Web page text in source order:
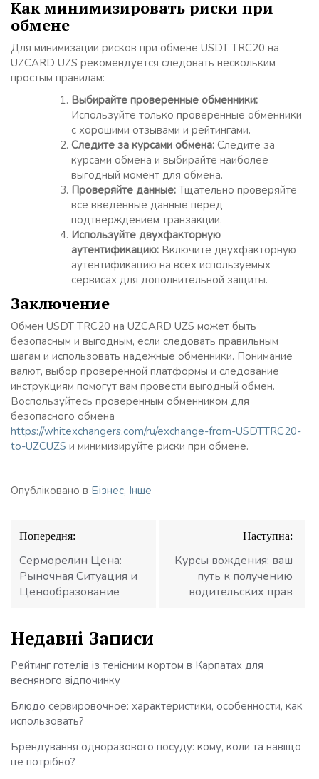
Как минимизировать риски при
обмене
Для минимизации рисков при обмене USDT TRC20 на
UZCARD UZS рекомендуется следовать нескольким
простым правилам:
Выбирайте проверенные обменники:
Используйте только проверенные обменники
с хорошими отзывами и рейтингами.
Следите за курсами обмена: Следите за
курсами обмена и выбирайте наиболее
выгодный момент для обмена.
Проверяйте данные: Тщательно проверяйте
все введенные данные перед
подтверждением транзакции.
Используйте двухфакторную
аутентификацию: Включите двухфакторную
аутентификацию на всех используемых
сервисах для дополнительной защиты.
Заключение
Обмен USDT TRC20 на UZCARD UZS может быть
безопасным и выгодным, если следовать правильным
шагам и использовать надежные обменники. Понимание
валют, выбор проверенной платформы и следование
инструкциям помогут вам провести выгодный обмен.
Воспользуйтесь проверенным обменником для
безопасного обмена
https://whitexchangers.com/ru/exchange-from-USDTTRC20-
to-UZCUZS и минимизируйте риски при обмене.
Опубліковано в Бізнес, Інше
Навігація
записів
Попередня:
Серморелин Цена:
Рыночная Ситуация и
Ценообразование
Наступна:
Курсы вождения: ваш
путь к получению
водительских прав
Недавні Записи
Рейтинг готелів із тенісним кортом в Карпатах для
весняного відпочинку
Блюдо сервировочное: характеристики, особенности, как
использовать?
Брендування одноразового посуду: кому, коли та навіщо
це потрібно?